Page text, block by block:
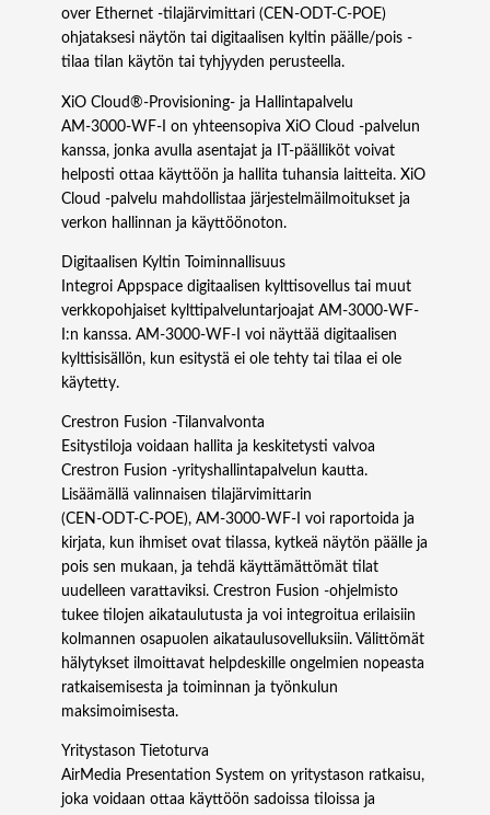
over Ethernet -tilajärvimittari (CEN‑ODT‑C‑POE)
ohjataksesi näytön tai digitaalisen kyltin päälle/pois -
tilaa tilan käytön tai tyhjyyden perusteella.
XiO Cloud®-Provisioning- ja Hallintapalvelu
AM-3000-WF-I on yhteensopiva XiO Cloud -palvelun
kanssa, jonka avulla asentajat ja IT-päälliköt voivat
helposti ottaa käyttöön ja hallita tuhansia laitteita. XiO
Cloud -palvelu mahdollistaa järjestelmäilmoitukset ja
verkon hallinnan ja käyttöönoton.
Digitaalisen Kyltin Toiminnallisuus
Integroi Appspace digitaalisen kylttisovellus tai muut
verkkopohjaiset kylttipalveluntarjoajat AM-3000-WF-
I:n kanssa. AM-3000-WF-I voi näyttää digitaalisen
kylttisisällön, kun esitystä ei ole tehty tai tilaa ei ole
käytetty.
Crestron Fusion -Tilanvalvonta
Esitystiloja voidaan hallita ja keskitetysti valvoa
Crestron Fusion -yrityshallintapalvelun kautta.
Lisäämällä valinnaisen tilajärvimittarin
(CEN‑ODT‑C‑POE), AM-3000-WF-I voi raportoida ja
kirjata, kun ihmiset ovat tilassa, kytkeä näytön päälle ja
pois sen mukaan, ja tehdä käyttämättömät tilat
uudelleen varattaviksi. Crestron Fusion -ohjelmisto
tukee tilojen aikataulutusta ja voi integroitua erilaisiin
kolmannen osapuolen aikataulusovelluksiin. Välittömät
hälytykset ilmoittavat helpdeskille ongelmien nopeasta
ratkaisemisesta ja toiminnan ja työnkulun
maksimoimisesta.
Yritystason Tietoturva
AirMedia Presentation System on yritystason ratkaisu,
joka voidaan ottaa käyttöön sadoissa tiloissa ja